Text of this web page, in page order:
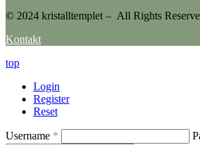
© 2024 kristalltemplet – All Rights
Kontakt
top
Login
Register
Reset
Username *